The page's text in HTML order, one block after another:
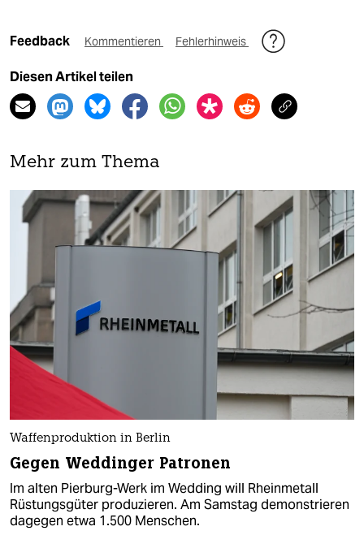
Feedback Kommentieren Fehlerhinweis
Diesen Artikel teilen
Mehr zum Thema
Waffenproduktion in Berlin
Gegen Weddinger Patronen
Im alten Pierburg-Werk im Wedding will Rheinmetall
Rüstungsgüter produzieren. Am Samstag demonstrieren
dagegen etwa 1.500 Menschen.